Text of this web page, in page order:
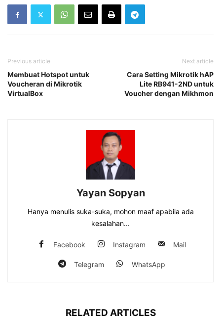
Previous article
Membuat Hotspot untuk
Voucheran di Mikrotik
VirtualBox
Next article
Cara Setting Mikrotik hAP
Lite RB941-2ND untuk
Voucher dengan Mikhmon
Yayan Sopyan
Hanya menulis suka-suka, mohon maaf apabila ada
kesalahan...
Facebook Instagram Mail
Telegram WhatsApp
RELATED ARTICLES